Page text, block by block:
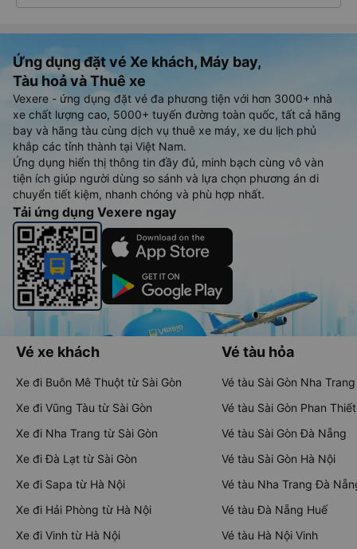
Ứng dụng đặt vé Xe khách, Máy bay,
Tàu hoả và Thuê xe
Vexere - ứng dụng đặt vé đa phương tiện với hơn 3000+ nhà
xe chất lượng cao, 5000+ tuyến đường toàn quốc, tất cả hãng
bay và hãng tàu cùng dịch vụ thuê xe máy, xe du lịch phủ
khắp các tỉnh thành tại Việt Nam.
Ứng dụng hiển thị thông tin đầy đủ, minh bạch cùng vô vàn
tiện ích giúp người dùng so sánh và lựa chọn phương án di
chuyển tiết kiệm, nhanh chóng và phù hợp nhất.
Tải ứng dụng Vexere ngay
Vé xe khách
Xe đi Buôn Mê Thuột từ Sài Gòn
Xe đi Vũng Tàu từ Sài Gòn
Xe đi Nha Trang từ Sài Gòn
Xe đi Đà Lạt từ Sài Gòn
Xe đi Sapa từ Hà Nội
Xe đi Hải Phòng từ Hà Nội
Xe đi Vinh từ Hà Nội
Vé tàu hỏa
Vé tàu Sài Gòn Nha Trang
Vé tàu Sài Gòn Phan Thiết
Vé tàu Sài Gòn Đà Nẵng
Vé tàu Sài Gòn Hà Nội
Vé tàu Nha Trang Đà
Vé tàu Đà Nẵng Huế
Vé tàu Hà Nội Vinh